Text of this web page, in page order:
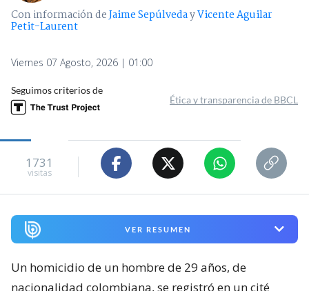
Con información deJaime SepúlvedayVicente Aguilar
Petit-Laurent
Viernes 07 Agosto, 2026 | 01:00
Seguimos criterios de
Ética y transparencia de BBCL
1731
visitas
VER RESUMEN
Un homicidio de un hombre de 29 años, de
nacionalidad colombiana, se registró en un cité